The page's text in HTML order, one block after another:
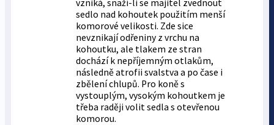
vzniká, snaží-li se majitel zvednout
sedlo nad kohoutek použitím menší
komorové velikosti. Zde sice
nevznikají odřeniny z vrchu na
kohoutku, ale tlakem ze stran
dochází k nepříjemným otlakům,
následně atrofii svalstva a po čase i
zbělení chlupů. Pro koně s
vystouplým, vysokým kohoutkem je
třeba raději volit sedla s otevřenou
komorou.